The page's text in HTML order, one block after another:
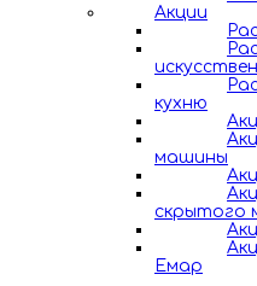
Акции
кухню
машины
скрытого
Емар